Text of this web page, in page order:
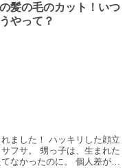
髪の毛のカット！いつ
やって？
ました！ ハッキリした顔立
フサ。 甥っ子は、生まれた
なかったのに。 個人差がす